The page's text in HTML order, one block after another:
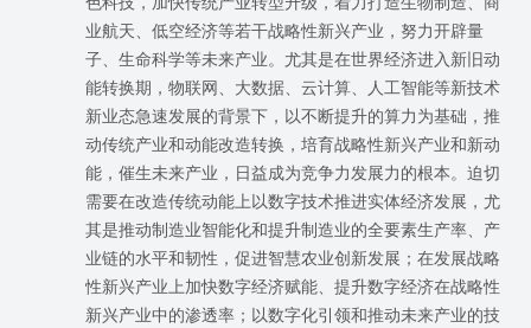
业航天、低空经济等若干战略性新兴产业，努力开辟量
子、生命科学等未来产业。尤其是在世界经济进入新旧动
能转换期，物联网、大数据、云计算、人工智能等新技术
新业态急速发展的背景下，以不断提升的算力为基础，推
动传统产业和动能改造转换，培育战略性新兴产业和新动
能，催生未来产业，日益成为竞争力发展力的根本。迫切
需要在改造传统动能上以数字技术推进实体经济发展，尤
其是推动制造业智能化和提升制造业的全要素生产率、产
业链的水平和韧性，促进智慧农业创新发展；在发展战略
性新兴产业上加快数字经济赋能、提升数字经济在战略性
新兴产业中的渗透率；以数字化引领和推动未来产业的技